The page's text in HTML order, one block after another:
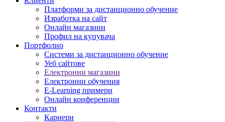
Платформи за дистанционно обучение
Изработка на сайт
Онлайн магазини
Профил на купувача
Портфолио
Системи за дистанционно обучение
Уеб сайтове
Електронни магазини
Електронни обучения
E-Learning примери
Онлайн конференции
Контакти
Кариери